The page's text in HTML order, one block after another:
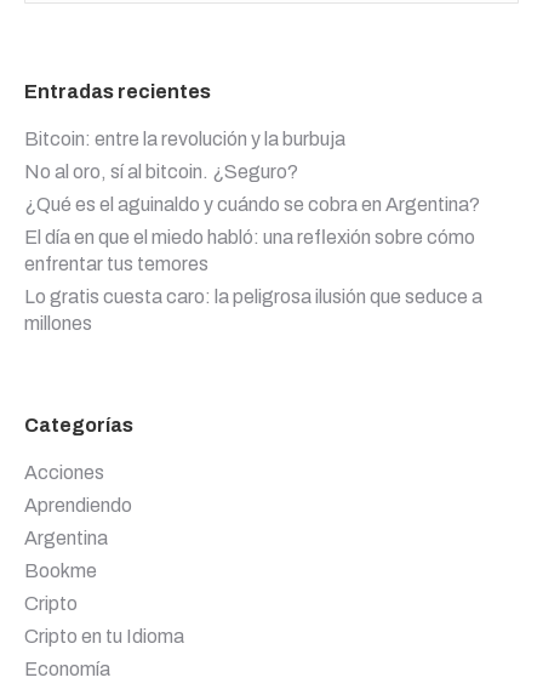
Entradas recientes
Bitcoin: entre la revolución y la burbuja
No al oro, sí al bitcoin. ¿Seguro?
¿Qué es el aguinaldo y cuándo se cobra en Argentina?
El día en que el miedo habló: una reflexión sobre cómo
enfrentar tus temores
Lo gratis cuesta caro: la peligrosa ilusión que seduce a
millones
Categorías
Acciones
Aprendiendo
Argentina
Bookme
Cripto
Cripto en tu Idioma
Economía